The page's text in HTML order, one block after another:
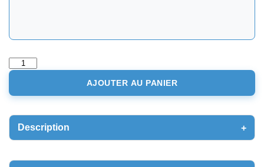
quantité
de
Victor
Stratus
4
AJOUTER AU PANIER
Description